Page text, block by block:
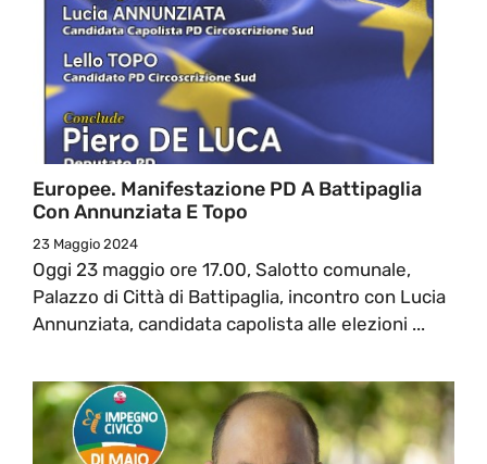
Europee. Manifestazione PD A Battipaglia
Con Annunziata E Topo
23 Maggio 2024
Oggi 23 maggio ore 17.00, Salotto comunale,
Palazzo di Città di Battipaglia, incontro con Lucia
Annunziata, candidata capolista alle elezioni ...